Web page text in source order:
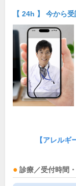
【 24h 】 今から
【アレルギ
診療／受付時間